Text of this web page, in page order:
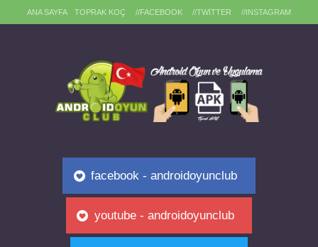
ANA SAYFA TOPRAK KOÇ //FACEBOOK //TWITTER //INSTAGRAM
facebook - androidoyunclub
youtube - androidoyunclub